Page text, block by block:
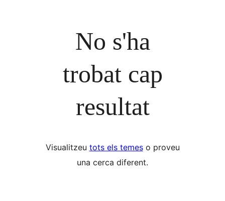
No s'ha
trobat cap
resultat
Visualitzeu tots els temeso proveu
una cerca diferent.